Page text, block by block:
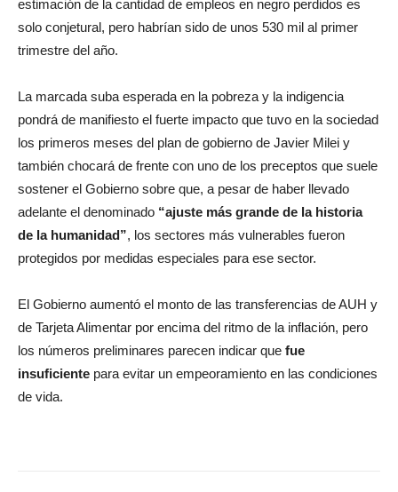
estimación de la cantidad de empleos en negro perdidos es
solo conjetural, pero habrían sido de unos 530 mil al primer
trimestre del año.
La marcada suba esperada en la pobreza y la indigencia
pondrá de manifiesto el fuerte impacto que tuvo en la sociedad
los primeros meses del plan de gobierno de Javier Milei y
también chocará de frente con uno de los preceptos que suele
sostener el Gobierno sobre que, a pesar de haber llevado
adelante el denominado “ajuste más grande de la historia
de la humanidad”, los sectores más vulnerables fueron
protegidos por medidas especiales para ese sector.
El Gobierno aumentó el monto de las transferencias de AUH y
de Tarjeta Alimentar por encima del ritmo de la inflación, pero
los números preliminares parecen indicar que fue
insuficiente para evitar un empeoramiento en las condiciones
de vida.